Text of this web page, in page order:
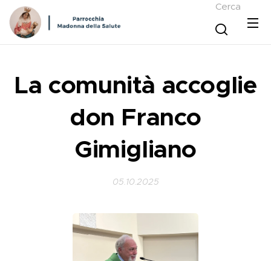
Cerca
La comunità accoglie
don Franco
Gimigliano
05.10.2025